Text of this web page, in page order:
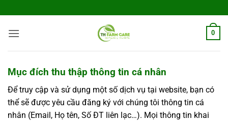
qua
nội
0
Mục đích thu thập thông tin cá nhân
Để truy cập và sử dụng một số dịch vụ tại website, bạn có
thể sẽ được yêu cầu đăng ký với chúng tôi thông tin cá
nhân (Email, Họ tên, Số ĐT liên lạc…). Mọi thông tin khai